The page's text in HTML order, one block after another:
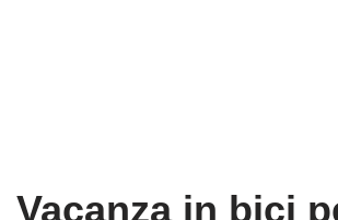
Vacanza in bici